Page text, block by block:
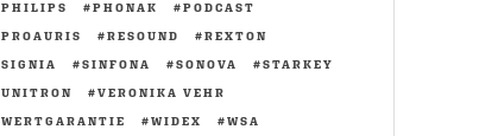
PHILIPS
PHONAK
PODCAST
PROAURIS
RESOUND
REXTON
SIGNIA
SINFONA SONOVA
STARKEY
UNITRON
VERONIKA VEHR
WERTGARANTIE
WIDEX
WSA